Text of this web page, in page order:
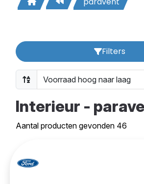
Filters
Interieur -
Aantal producten gevonden 46